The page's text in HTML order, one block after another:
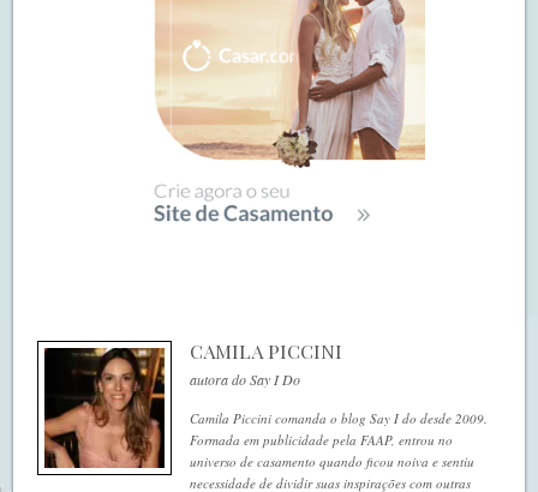
CAMILA PICCINI
autora do Say I Do
Camila Piccini comanda o blog Say I do desde 2009.
Formada em publicidade pela FAAP, entrou no
universo de casamento quando ficou noiva e sentiu
necessidade de dividir suas inspirações com outras